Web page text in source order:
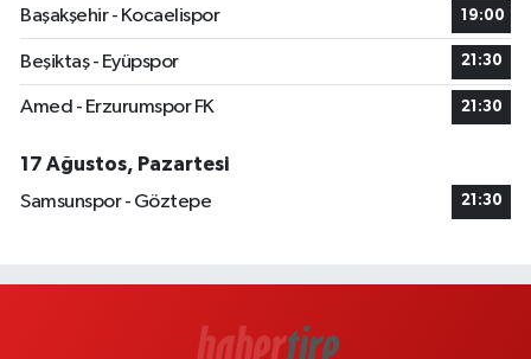
Başakşehir - Kocaelispor
19:00
Beşiktaş - Eyüpspor 21:30
Amed - Erzurumspor FK 21:30
17 Ağustos, Pazartesi
Samsunspor - Göztepe
21:30